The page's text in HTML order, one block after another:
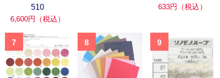
510
6,600円（税込）
633円（税込）
7 8 9